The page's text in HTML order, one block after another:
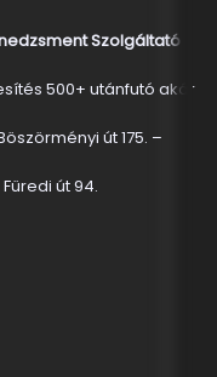
Szolgáltató
500+ utánfutó akár
út 175. –
út 94.